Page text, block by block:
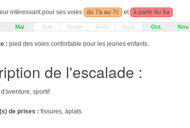
intéressant pour ses voies du 7a au 7c et à partir du 8a .
Mai Juin Juillet Août Sept. Oct. Nov.
: pied des voies confortable pour les jeunes enfants.
de l'escalade :
sportif
de prises : fissures, àplats.